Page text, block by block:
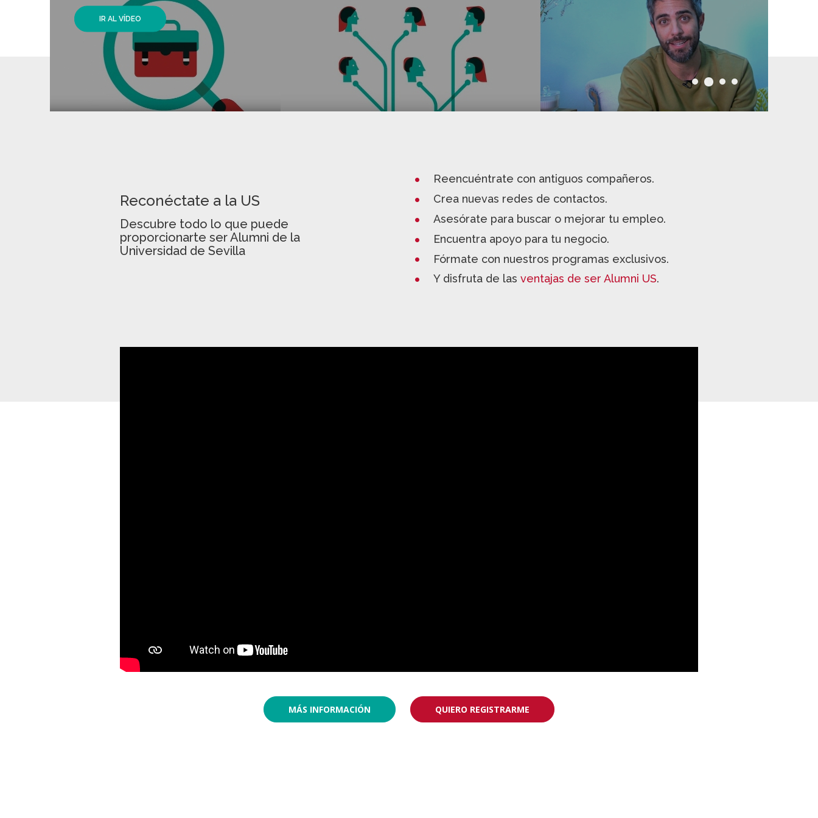
egresados
MÁS INFORMACIÓN
IR AL VÍDEO
Reconéctate a la US
Descubre todo lo que puede
proporcionarte ser Alumni de la
Universidad de Sevilla
Reencuéntrate con antiguos compañeros.
Crea nuevas redes de contactos.
Asesórate para buscar o mejorar tu empleo.
Encuentra apoyo para tu negocio.
Fórmate con nuestros programas exclusivos.
Y disfruta de las ventajas de ser Alumni US.
MÁS INFORMACIÓN QUIERO REGISTRARME